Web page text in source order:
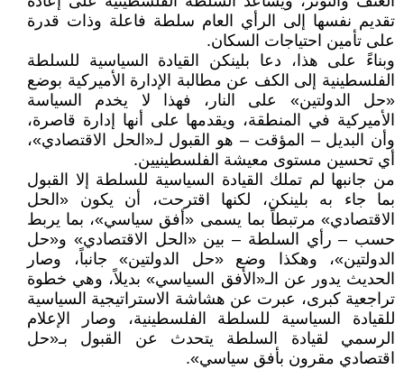
تقديم نفسها إلى الرأي العام سلطة فاعلة وذات قدرة
على تأمين احتياجات السكان.
وبناءً على هذا، دعا بلينكن القيادة السياسية للسلطة
الفلسطينية إلى الكف عن مطالبة الإدارة الأميركية بوضع
«حل الدولتين» على النار، فهذا لا يخدم السياسة
الأميركية في المنطقة، ويقدمها على أنها إدارة قاصرة،
وأن البديل – المؤقت – هو القبول لـ«الحل الاقتصادي»،
أي تحسين مستوى معيشة الفلسطينيين.
من جانبها لم تملك القيادة السياسية للسلطة إلا القبول
بما جاء به بلينكن، لكنها اقترحت، أن يكون «الحل
الاقتصادي» مرتبطاً بما يسمى «أفق سياسي»، بما يربط
حسب – رأي السلطة – بين «الحل الاقتصادي» و«حل
الدولتين»، وهكذا وضع «حل الدولتين» جانباً، وصار
الحديث يدور عن الـ«الأفق السياسي» بديلاً، وهي خطوة
تراجعية كبرى، عبرت عن هشاشة الاستراتيجية السياسية
للقيادة السياسية للسلطة الفلسطينية، وصار الإعلام
الرسمي لقيادة السلطة يتحدث عن القبول بـ«حل
اقتصادي مقرون بأفق سياسي».